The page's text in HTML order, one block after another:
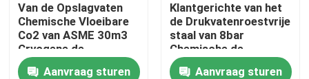
Thuis
Van de Opslagvaten
Chemische Vloeibare
Co2 van ASME 30m3
Cryogene de
Opslagtank
Aanvraag sturen
Klantgerichte van het
de Drukvatenroestvrije
staal van 8bar
Chemische de
opslagtank
Aanvraag sturen